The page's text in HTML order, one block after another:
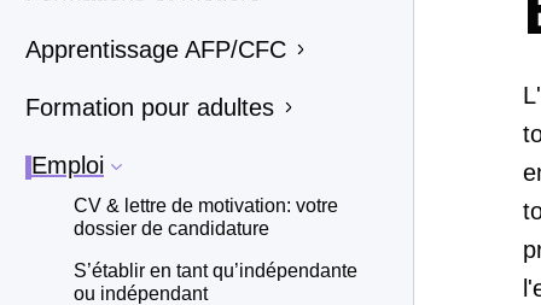
Apprentissage AFP/CFC
Formation pour adultes
Emploi
CV & lettre de motivation: votre
dossier de candidature
S’établir en tant qu’indépendante
ou indépendant